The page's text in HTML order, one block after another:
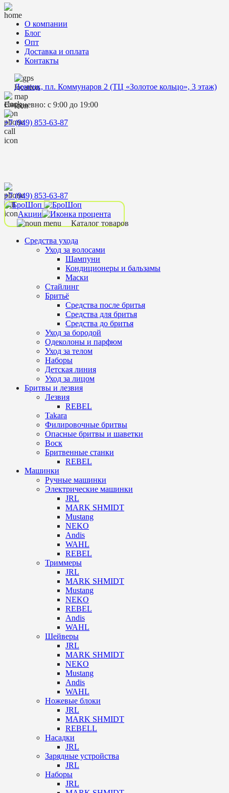
О компании
Блог
Опт
Доставка и оплата
Контакты
Донецк, пл. Коммунаров 2 (ТЦ «Золотое кольцо», 3 этаж)
Ежедневно: с 9:00 до 19:00
+7 (949) 853-63-87
+7 (949) 853-63-87
Акции
Каталог товаров
Средства ухода
Уход за волосами
Шампуни
Кондиционеры и бальзамы
Маски
Стайлинг
Бритьё
Средства после бритья
Средства для бритья
Средства до бритья
Уход за бородой
Одеколоны и парфюм
Уход за телом
Наборы
Детская линия
Уход за лицом
Бритвы и лезвия
Лезвия
REBEL
Takara
Филировочные бритвы
Опасные бритвы и шаветки
Воск
Бритвенные станки
REBEL
Машинки
Ручные машинки
Электрические машинки
JRL
MARK SHMIDT
Mustang
NEKO
Andis
WAHL
REBEL
Триммеры
JRL
MARK SHMIDT
Mustang
NEKO
REBEL
Andis
WAHL
Шейверы
JRL
MARK SHMIDT
NEKO
Mustang
Andis
WAHL
Ножевые блоки
JRL
MARK SHMIDT
REBELL
Насадки
JRL
Зарядные устройства
JRL
Наборы
JRL